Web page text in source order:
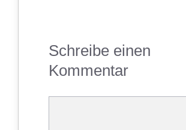
Schreibe einen
Kommentar